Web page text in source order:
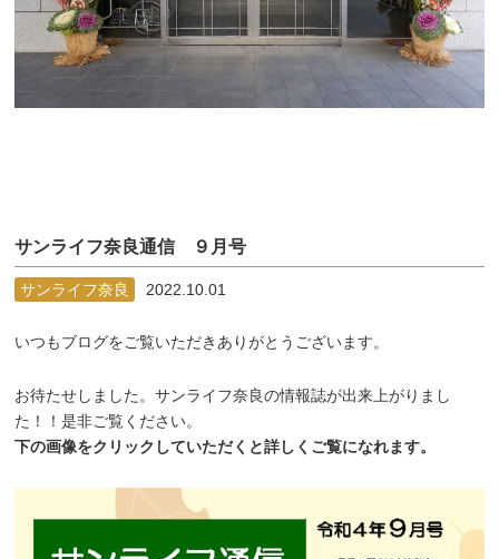
サンライフ奈良通信 ９月号
サンライフ奈良 2022.10.01
いつもブログをご覧いただきありがとうございます。
お待たせしました。サンライフ奈良の情報誌が出来上がりまし
た！！是非ご覧ください。
下の画像をクリックしていただくと詳しくご覧になれます。